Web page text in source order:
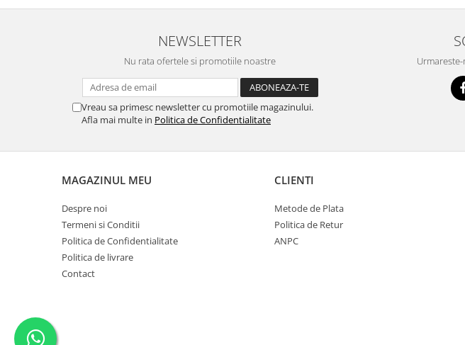
NEWSLETTER
Nu rata ofertele si promotiile noastre
Vreau sa primesc newsletter cu promotiile magazinului.
Afla mai multe in Politica de Confidentialitate
MAGAZINUL MEU
Despre noi
Termeni si Conditii
Politica de Confidentialitate
Politica de livrare
Contact
CLIENTI
Metode de Plata
Politica de Retur
ANPC